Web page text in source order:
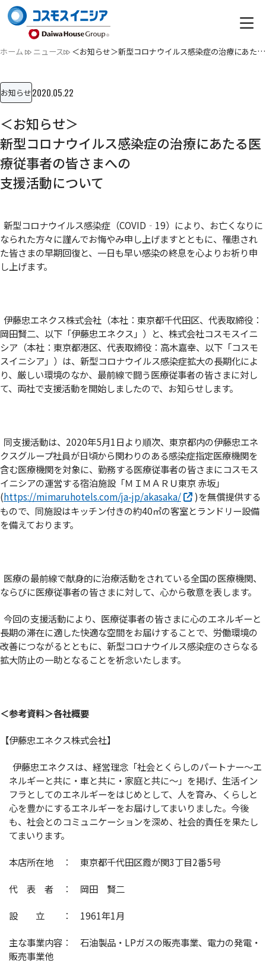
ホーム ニュース ＜お知らせ＞新型コロナウイルス感染症の治療にあたる医療従事…
お知らせ2020.05.22
＜お知らせ＞
新型コロナウイルス感染症の治療にあたる医
療従事者の皆さまへの
支援活動について
新型コロナウイルス感染症（COVID‐19）により、お亡くなりに
なられた方々に謹んでお悔やみ申し上げますとともに、罹患され
た皆さまの早期回復と、一日も早い感染の終息を心よりお祈り申
し上げます。
伊藤忠エネクス株式会社（本社：東京都千代田区、代表取締役：
岡田賢二、以下「伊藤忠エネクス」）と、株式会社コスモスイニ
シア（本社：東京都港区、代表取締役：高木嘉幸、以下「コスモ
スイニシア」）は、新型コロナウイルス感染症拡大の長期化によ
り、厳しい環境のなか、最前線で闘う医療従事者の皆さまに対し
て、両社で支援活動を開始しましたので、お知らせします。
同支援活動は、2020年5月1日より順次、東京都内の伊藤忠エネ
クスグループ社員が日頃から関わりのある感染症指定医療機関を
含む医療機関を対象に、勤務する医療従事者の皆さまにコスモス
イニシアの運営する宿泊施設「ＭＩＭＡＲＵ東京 赤坂」
(https://mimaruhotels.com/ja-jp/akasaka/
)を無償提供する
もので、同施設はキッチン付きの約40㎡の客室とランドリー設備
を備えております。
医療の最前線で献身的に治療活動をされている全国の医療機関、
ならびに医療従事者の皆さまに対して、心から敬意を表します。
今回の支援活動により、医療従事者の皆さまに心のエネルギーと
長期の滞在に適した快適な空間をお届けすることで、労働環境の
改善につながるとともに、新型コロナウイルス感染症のさらなる
拡大防止の一助となることを祈念いたします。
＜参考資料＞各社概要
【伊藤忠エネクス株式会社】
伊藤忠エネクスは、経営理念「社会とくらしのパートナー～エ
ネルギーと共に・車と共に・家庭と共に～」を掲げ、生活イン
フラとしてのエネルギーをはじめとして、人を育み、くらしと
心を豊かにするエネルギーをお届けしてまいりました。今後
も、社会とのコミュニケーションを深め、社会的責任を果たし
てまいります。
本店所在地 ： 東京都千代田区霞が関3丁目2番5号
代 表 者 ： 岡田 賢二
設 立 ： 1961年1月
主な事業内容： 石油製品・LPガスの販売事業、電力の発電・
販売事業他